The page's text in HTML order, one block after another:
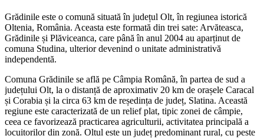
Grădinile este o comună situată în județul Olt, în regiunea istorică
Oltenia, România. Aceasta este formată din trei sate: Arvăteasca,
Grădinile și Plăviceanca, care până în anul 2004 au aparținut de
comuna Studina, ulterior devenind o unitate administrativă
independentă.
Comuna Grădinile se află pe Câmpia Română, în partea de sud a
județului Olt, la o distanță de aproximativ 20 km de orașele Caracal
și Corabia și la circa 63 km de reședința de județ, Slatina. Această
regiune este caracterizată de un relief plat, tipic zonei de câmpie,
ceea ce favorizează practicarea agriculturii, activitatea principală a
locuitorilor din zonă. Oltul este un județ predominant rural, cu peste